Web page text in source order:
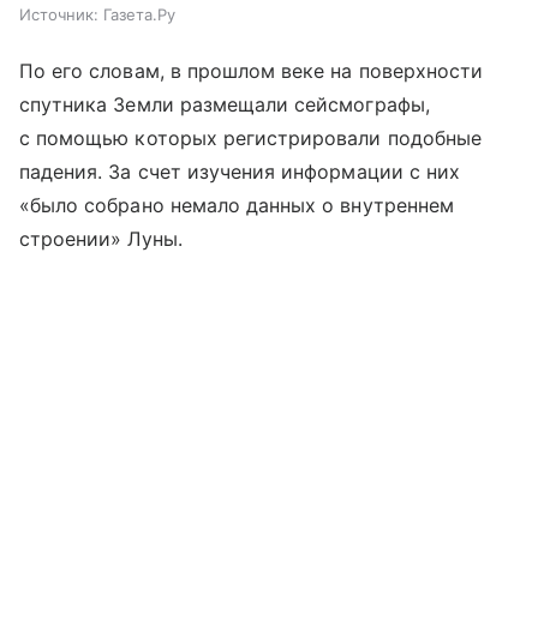
Источник: Газета.Ру
По его словам, в прошлом веке на поверхности
спутника Земли размещали сейсмографы,
с помощью которых регистрировали подобные
падения. За счет изучения информации с них
«было собрано немало данных о внутреннем
строении» Луны.